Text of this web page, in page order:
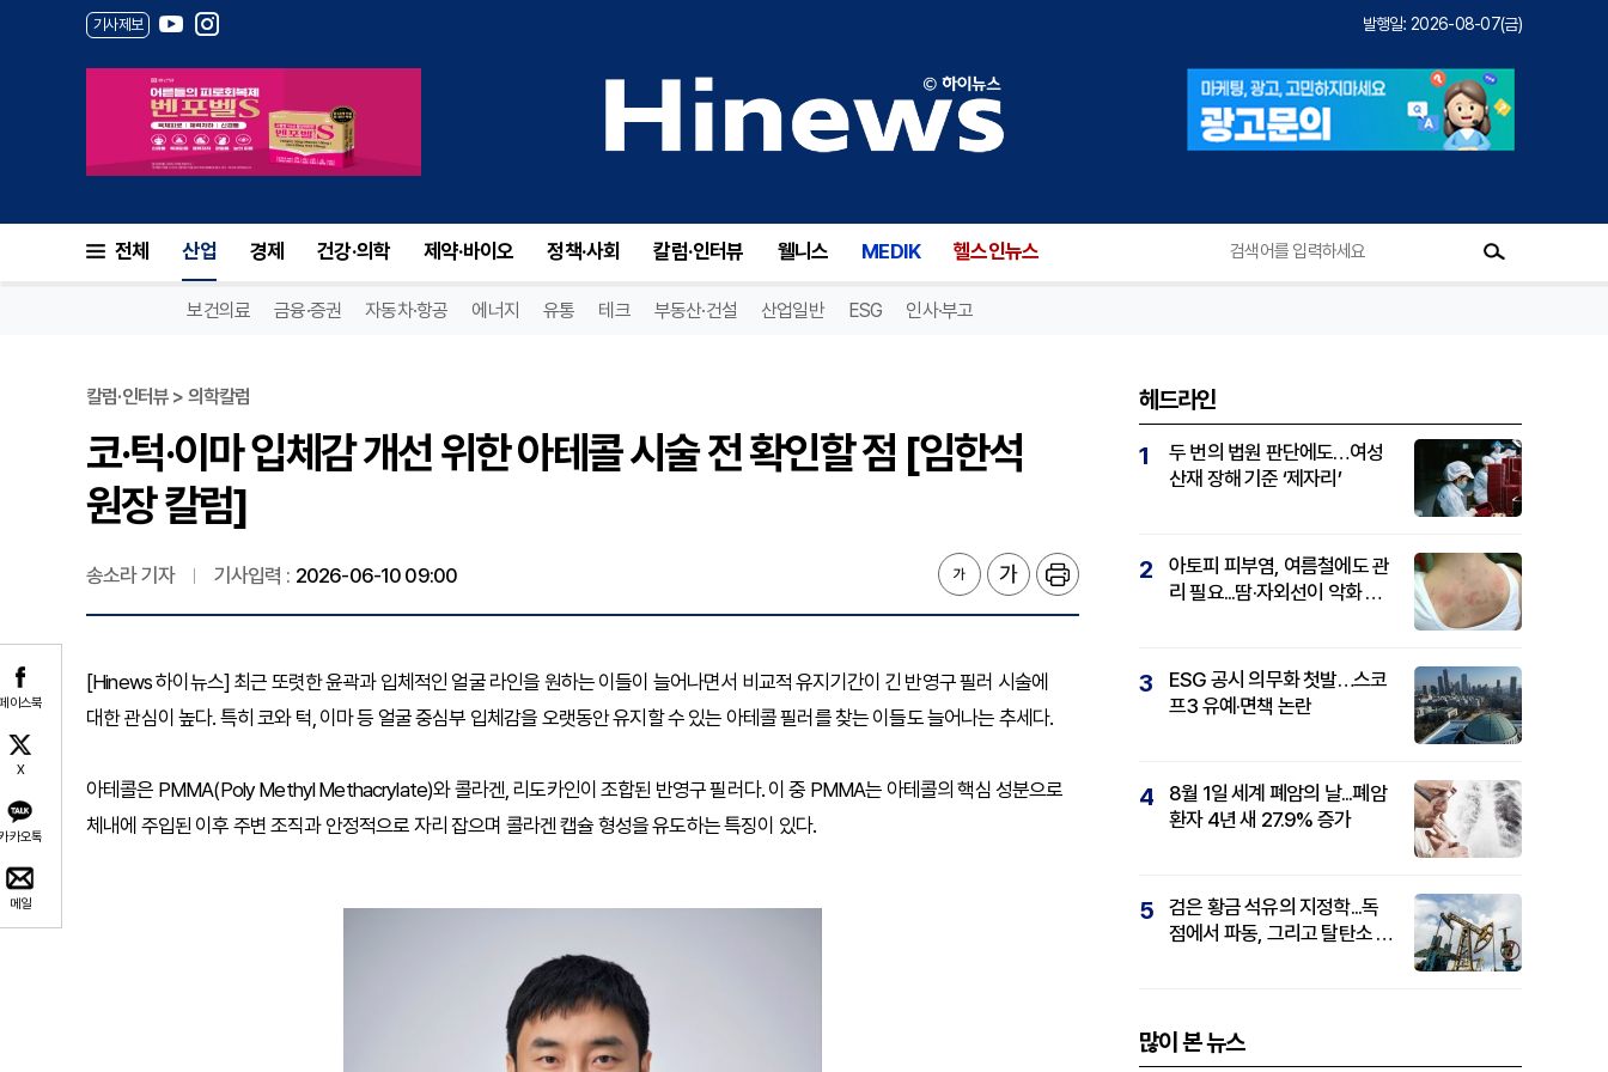
기사제보 발행일: 2026-08-07(금)
전체 산업 경제 건강·의학 제약·바이오 정책·사회 칼럼·인터뷰 웰니스 MEDIK 헬스인뉴스
보건의료 금융·증권 자동차·항공 에너지 유통 테크 부동산·건설 산업일반 ESG 인사·부고
이스북
X
카오톡
메일
칼럼·인터뷰 > 의학칼럼
코·턱·이마 입체감 개선 위한 아테콜 시술 전 확인할 점 [임한석
원장 칼럼]
송소라 기자 기사입력 : 2026-06-10 09:00
[Hinews 하이뉴스] 최근 또렷한 윤곽과 입체적인 얼굴 라인을 원하는 이들이 늘어나면서 비교적 유지기간이 긴 반영구 필러 시술에
대한 관심이 높다. 특히 코와 턱, 이마 등 얼굴 중심부 입체감을 오랫동안 유지할 수 있는 아테콜 필러를 찾는 이들도 늘어나는 추세다.
아테콜은 PMMA(Poly Methyl Methacrylate)와 콜라겐, 리도카인이 조합된 반영구 필러다. 이 중 PMMA는 아테콜의 핵심 성분으로
체내에 주입된 이후 주변 조직과 안정적으로 자리 잡으며 콜라겐 캡슐 형성을 유도하는 특징이 있다.
헤드라인
1
두 번의 법원 판단에도…여성
산재 장해 기준 ‘제자리’
2
아토피 피부염, 여름철에도 관
리 필요...땀·자외선이 악화 요
3
ESG 공시 의무화 첫발…스코
프3 유예·면책 논란
4
8월 1일 세계 폐암의 날...폐암
환자 4년 새 27.9% 증가
5
검은 황금 석유의 지정학...독
점에서 파동, 그리고 탈탄소 패
많이 본 뉴스